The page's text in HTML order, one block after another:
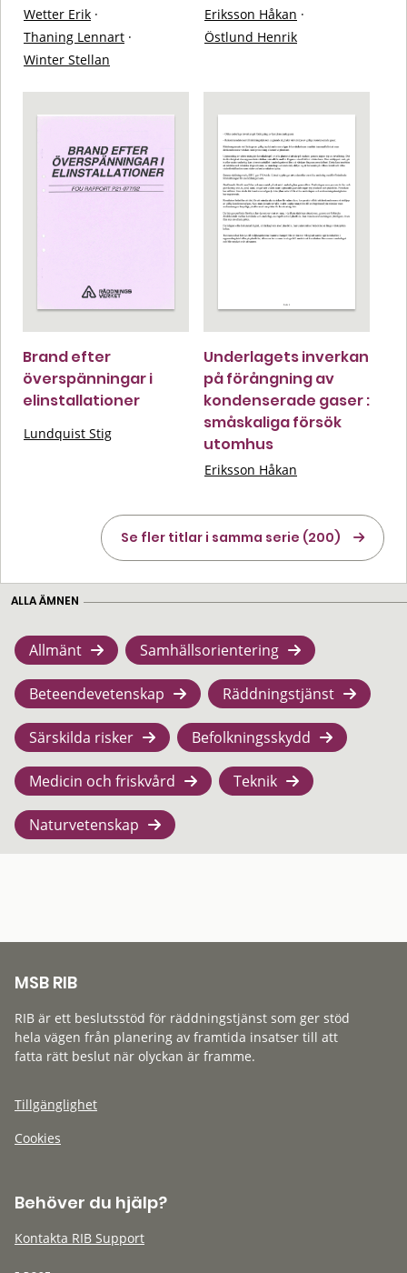
Wetter Erik ·
Thaning Lennart ·
Winter Stellan
Eriksson Håkan ·
Östlund Henrik
Brand efter
överspänningar i
elinstallationer
Lundquist Stig
Underlagets inverkan
på förångning av
kondenserade gaser :
småskaliga försök
utomhus
Eriksson Håkan
Se fler titlar i samma serie (200)
ALLA ÄMNEN
Allmänt Samhällsorientering
Beteendevetenskap Räddningstjänst
Särskilda risker Befolkningsskydd
Medicin och friskvård Teknik
Naturvetenskap
MSB RIB
RIB är ett beslutsstöd för räddningstjänst som ger stöd
hela vägen från planering av framtida insatser till att
fatta rätt beslut när olyckan är framme.
Tillgänglighet
Cookies
Behöver du hjälp?
Kontakta RIB Support